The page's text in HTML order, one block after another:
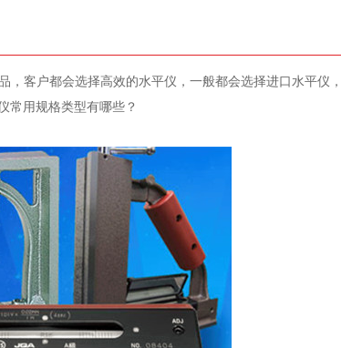
，客户都会选择高效的水平仪，一般都会选择进口水平仪
常用规格类型有哪些？